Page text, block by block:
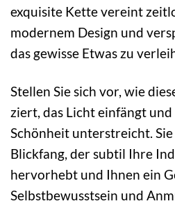
exquisite Kette vereint
modernem Design und
das gewisse Etwas zu
Stellen Sie sich vor, wie
ziert, das Licht einfängt
Schönheit unterstreicht.
Blickfang, der subtil Ihre
hervorhebt und Ihnen ein
Selbstbewusstsein und